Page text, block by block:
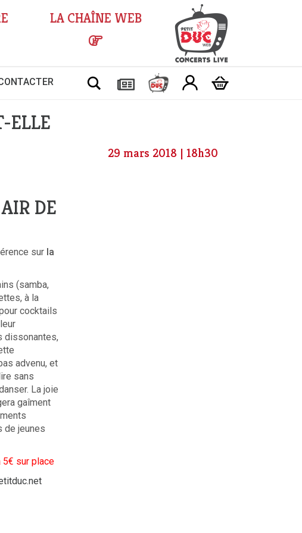
LA CHAÎNE WEB
Chercher
ELLE
29 mars 2018 | 18h30
DE
sur la
(samba,
à la
cocktails
dissonantes,
advenu, et
sans
La joie
gaîment
de jeunes
sur place